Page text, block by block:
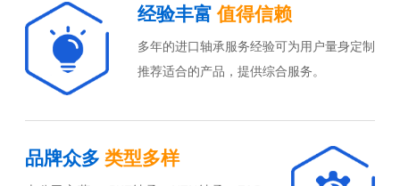
经验丰富值得信赖
多年的进口轴承服务经验可为用户量身定制
推荐适合的产品，提供综合服务。
品牌众多 类型多样